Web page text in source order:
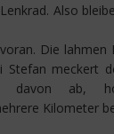
Also
Die lahmen
Stefan meckert
ab,
Kilometer